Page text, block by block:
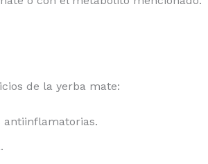
de la yerba mate:
antiinflamatorias.